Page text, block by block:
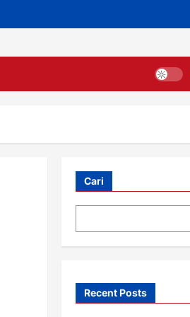
Cari
Recent Posts